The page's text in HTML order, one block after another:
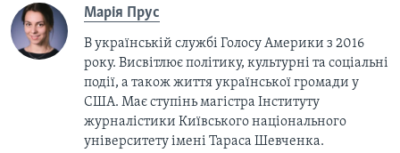
Марія Прус
В українській службі Голосу Америки з 2016
року. Висвітлює політику, культурні та соціальні
події, а також життя української громади у
США. Має ступінь магістра Інституту
журналістики Київського національного
університету імені Тараса Шевченка.